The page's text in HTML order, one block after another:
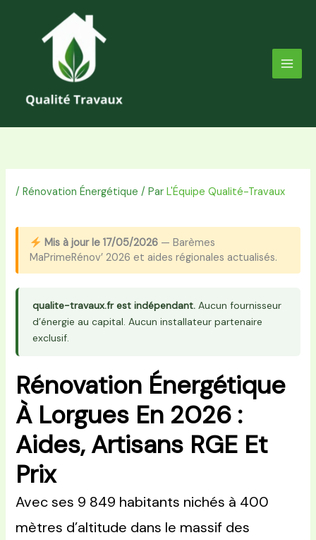
/Rénovation Énergétique / ParL'Équipe Qualité-Travaux
Mis à jour le 17/05/2026 — Barèmes
MaPrimeRénov’ 2026 et aides régionales actualisés.
qualite-travaux.fr est indépendant. Aucun fournisseur
d’énergie au capital. Aucun installateur partenaire
exclusif.
Rénovation Énergétique
À Lorgues En 2026 :
Aides, Artisans RGE Et
Prix
Avec ses 9 849 habitants nichés à 400
mètres d’altitude dans le massif des